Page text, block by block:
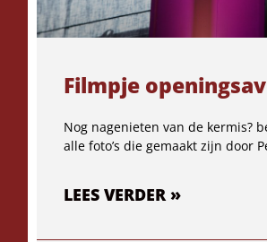
Filmpje
Nog nagenieten van de kermis?
alle foto’s die gemaakt zijn door
LEES VERDER »